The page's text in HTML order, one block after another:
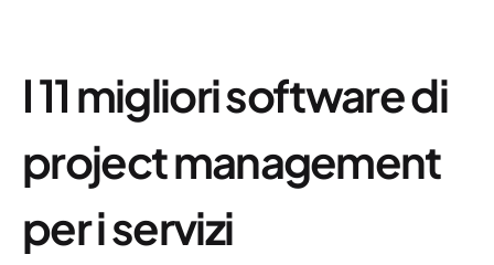
I 11 migliori software di
project management
per i servizi